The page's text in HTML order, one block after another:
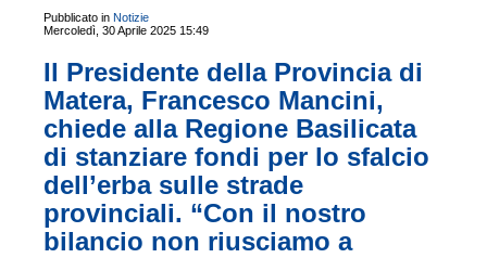
Pubblicato in Notizie
Mercoledì, 30 Aprile 2025 15:49
Il Presidente della Provincia di
Matera, Francesco Mancini,
chiede alla Regione Basilicata
di stanziare fondi per lo sfalcio
dell’erba sulle strade
provinciali. “Con il nostro
bilancio non riusciamo a